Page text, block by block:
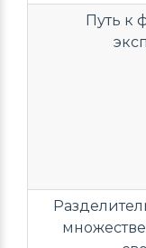
Путь к